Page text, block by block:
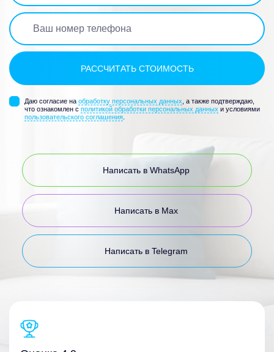
Даю согласие на обработку персональных данных , а также подтверждаю,
что ознакомлен с политикой обработки персональных данных и условиями
пользовательского соглашения
Написать в WhatsApp
Написать в Max
Написать в Telegram